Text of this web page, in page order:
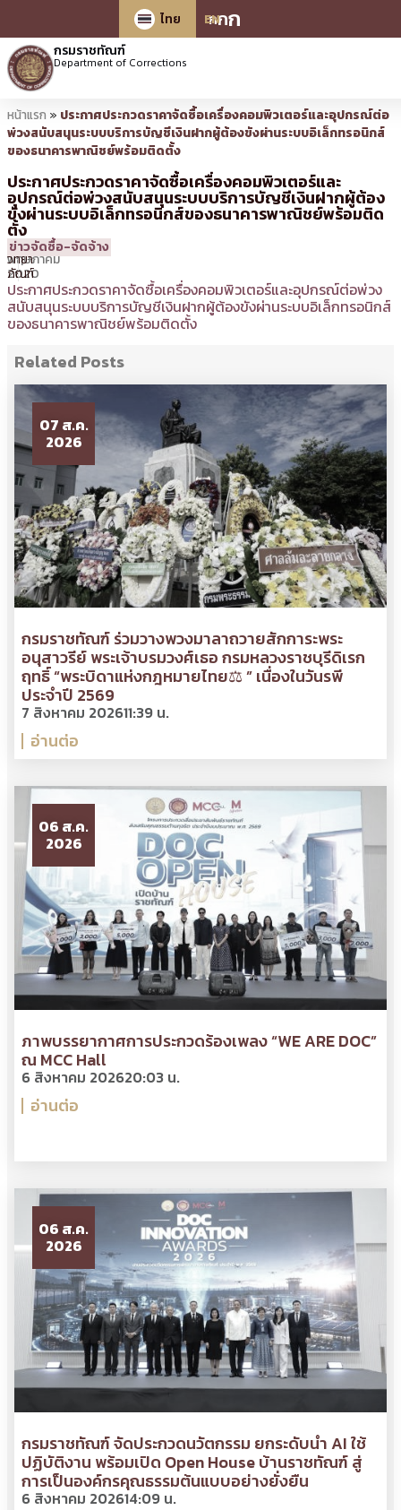
กกก
ไทย
EN
กรมราชทัณฑ์
Department of Corrections
หน้าแรก » ประกาศประกวดราคาจัดซื้อเครื่องคอมพิวเตอร์และอุปกรณ์ต่อ
พ่วงสนับสนุนระบบบริการบัญชีเงินฝากผู้ต้องขังผ่านระบบอิเล็กทรอนิกส์
ของธนาคารพาณิชย์พร้อมติดตั้ง
ประกาศประกวดราคาจัดซื้อเครื่องคอมพิวเตอร์และ
อุปกรณ์ต่อพ่วงสนับสนุนระบบบริการบัญชีเงินฝากผู้ต้อง
ขังผ่านระบบอิเล็กทรอนิกส์ของธนาคารพาณิชย์พร้อมติด
ตั้ง
26
พฤษภาคม
2020
12:18 น.
โดย
อังคณา
วิทยา
ภัณฑ์
ข่าวจัดซื้อ-จัดจ้าง
ประกาศประกวดราคาจัดซื้อเครื่องคอมพิวเตอร์และอุปกรณ์ต่อพ่วง
สนับสนุนระบบบริการบัญชีเงินฝากผู้ต้องขังผ่านระบบอิเล็กทรอนิกส์
ของธนาคารพาณิชย์พร้อมติดตั้ง
Related Posts
07 ส.ค.
2026
กรมราชทัณฑ์ ร่วมวางพวงมาลาถวายสักการะพระ
อนุสาวรีย์ พระเจ้าบรมวงศ์เธอ กรมหลวงราชบุรีดิเรก
ฤทธิ์ “พระบิดาแห่งกฎหมายไทย⚖ ” เนื่องในวันรพี
ประจำปี 2569
7 สิงหาคม 202611:39 น.
อ่านต่อ
06 ส.ค.
2026
ภาพบรรยากาศการประกวดร้องเพลง “WE ARE DOC”
ณ MCC Hall
6 สิงหาคม 202620:03 น.
อ่านต่อ
06 ส.ค.
2026
กรมราชทัณฑ์ จัดประกวดนวัตกรรม ยกระดับนำ AI ใช้
ปฏิบัติงาน พร้อมเปิด Open House บ้านราชทัณฑ์ สู่
การเป็นองค์กรคุณธรรมต้นแบบอย่างยั่งยืน
6 สิงหาคม 202614:09 น.